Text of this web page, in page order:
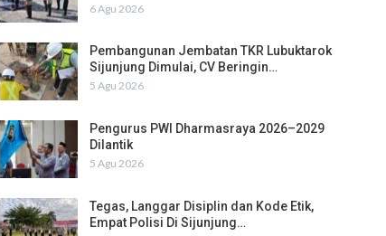
6 Agu 2026
Pembangunan Jembatan TKR Lubuktarok
Sijunjung Dimulai, CV Beringin…
5 Agu 2026
Pengurus PWI Dharmasraya 2026–2029
Dilantik
5 Agu 2026
Tegas, Langgar Disiplin dan Kode Etik,
Empat Polisi Di Sijunjung…